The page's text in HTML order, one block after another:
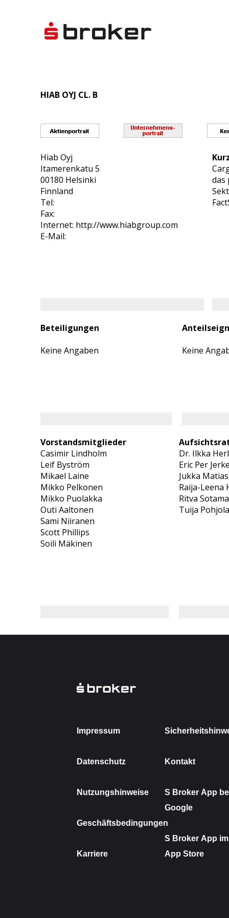
HIAB OYJ CL. B
Hiab Oyj
Itamerenkatu 5
00180 Helsinki
Finnland
Tel:
Fax:
Internet: http://www.hiabgroup.com
E-Mail:
das
Beteiligungen
Keine Angaben
Keine
Vorstandsmitglieder
Casimir Lindholm
Leif Byström
Mikael Laine
Mikko Pelkonen
Mikko Puolakka
Outi Aaltonen
Sami Niiranen
Scott Phillips
Soili Mäkinen
Dr. Ilkka
Eric Per
Jukka
Raija-Leena
Ritva
Tuija